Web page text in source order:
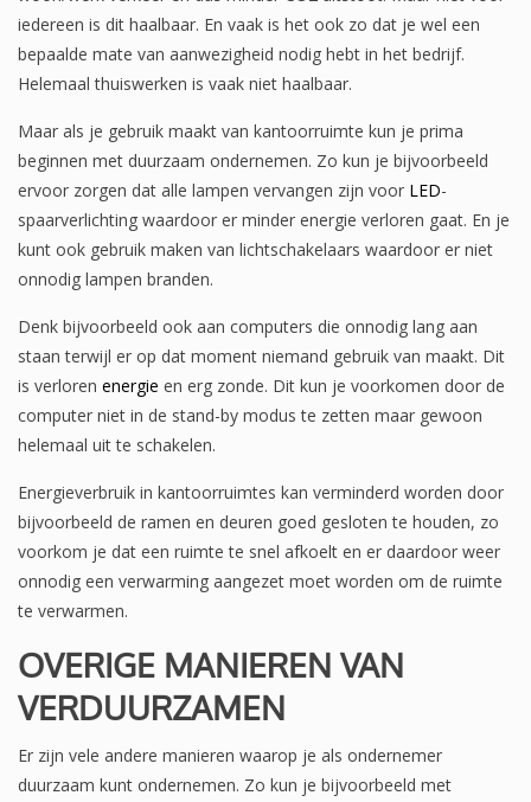
iedereen is dit haalbaar. En vaak is het ook zo dat je wel een
bepaalde mate van aanwezigheid nodig hebt in het bedrijf.
Helemaal thuiswerken is vaak niet haalbaar.
Maar als je gebruik maakt van kantoorruimte kun je prima
beginnen met duurzaam ondernemen. Zo kun je bijvoorbeeld
ervoor zorgen dat alle lampen vervangen zijn voor LED-
spaarverlichting waardoor er minder energie verloren gaat. En je
kunt ook gebruik maken van lichtschakelaars waardoor er niet
onnodig lampen branden.
Denk bijvoorbeeld ook aan computers die onnodig lang aan
staan terwijl er op dat moment niemand gebruik van maakt. Dit
is verloren energie en erg zonde. Dit kun je voorkomen door de
computer niet in de stand-by modus te zetten maar gewoon
helemaal uit te schakelen.
Energieverbruik in kantoorruimtes kan verminderd worden door
bijvoorbeeld de ramen en deuren goed gesloten te houden, zo
voorkom je dat een ruimte te snel afkoelt en er daardoor weer
onnodig een verwarming aangezet moet worden om de ruimte
te verwarmen.
OVERIGE MANIEREN VAN
VERDUURZAMEN
Er zijn vele andere manieren waarop je als ondernemer
duurzaam kunt ondernemen. Zo kun je bijvoorbeeld met